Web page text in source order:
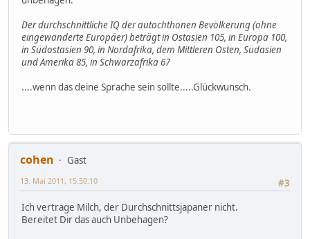
Der durchschnittliche IQ der autochthonen Bevölkerung (ohne
eingewanderte Europäer) beträgt in Ostasien 105, in Europa 100,
in Südostasien 90, in Nordafrika, dem Mittleren Osten, Südasien
und Amerika 85, in Schwarzafrika 67
....wenn das deine Sprache sein sollte.....Glückwunsch.
cohen
Gast
#3
13. Mai 2011, 15:50:10
Ich vertrage Milch, der Durchschnittsjapaner nicht.
Bereitet Dir das auch Unbehagen?